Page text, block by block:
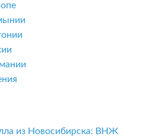
из Новосибирска: ВНЖ